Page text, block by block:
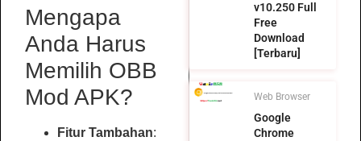
Mengapa
Anda Harus
Memilih OBB
Mod APK?
Fitur Tambahan:
v10.250 Full
Free
Download
[Terbaru]
Web Browser
Google
Chrome